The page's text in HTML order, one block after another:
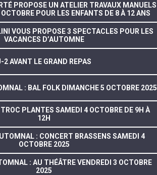
PROPOSE UN ATELIER TRAVAUX MANUELS
POUR LES ENFANTS DE 8 À 12 ANS
VOUS PROPOSE 3 SPECTACLES POUR LES
VACANCES D’AUTOMNE
2 AVANT LE GRAND REPAS
: BAL FOLK DIMANCHE 5 OCTOBRE 2025
PLANTES SAMEDI 4 OCTOBRE DE 9H À
12H
: CONCERT BRASSENS SAMEDI 4
OCTOBRE 2025
: AU THÉÂTRE VENDREDI 3 OCTOBRE
2025